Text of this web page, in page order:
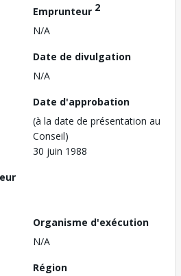
Emprunteur 2
N/A
Date de divulgation
N/A
Date d'approbation
(à la date de présentation au
Conseil)
30 juin 1988
Organisme d'exécution
N/A
Région